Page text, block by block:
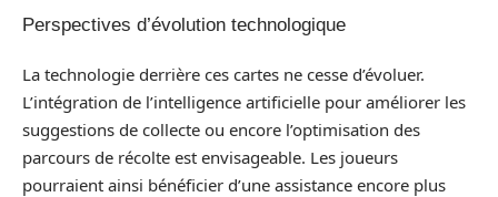
Perspectives d’évolution technologique
La technologie derrière ces cartes ne cesse d’évoluer.
L’intégration de l’intelligence artificielle pour améliorer les
suggestions de collecte ou encore l’optimisation des
parcours de récolte est envisageable. Les joueurs
pourraient ainsi bénéficier d’une assistance encore plus